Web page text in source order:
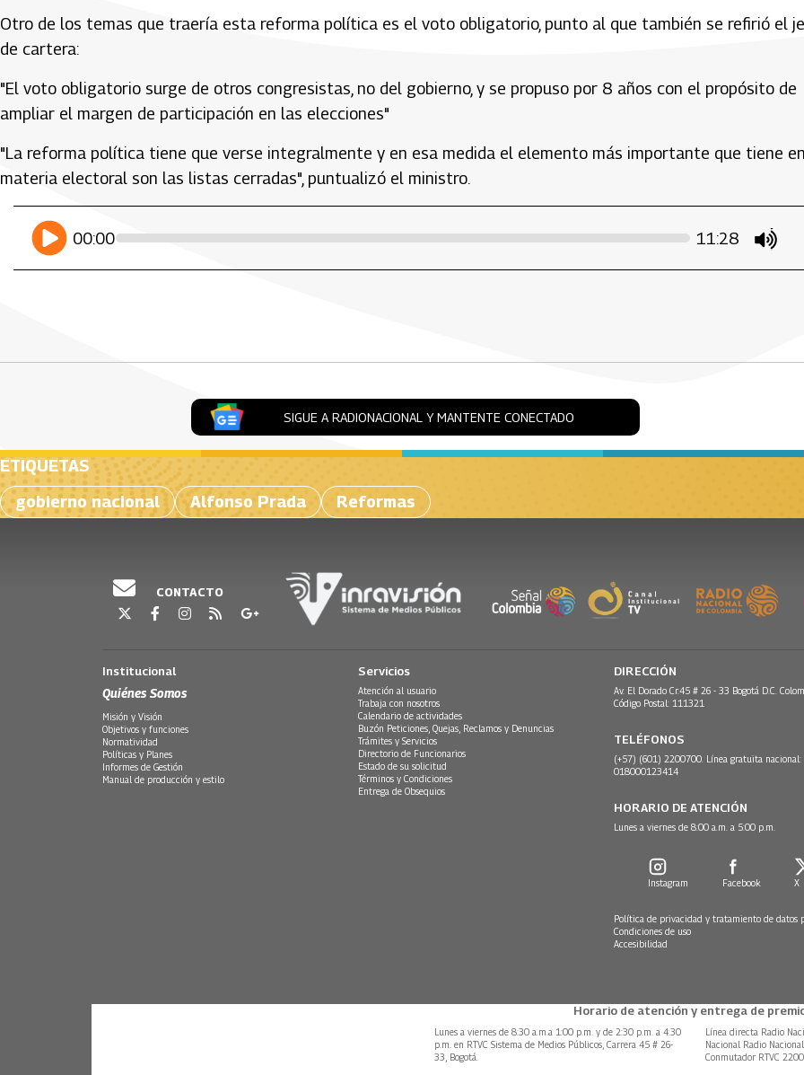
Otro de los temas que traería esta reforma política es el voto obligatorio, punto al que también se refirió el
de cartera:
"El voto obligatorio surge de otros congresistas, no del gobierno, y se propuso por 8 años con el propósito de
ampliar el margen de participación en las elecciones"
"La reforma política tiene que verse integralmente y en esa medida el elemento más importante que tiene en
materia electoral son las listas cerradas", puntualizó el ministro.
Artículos Player
Player Articulos
play
mute
00:00 11:28
SIGUE A RADIONACIONAL Y MANTENTE CONECTADO
ETIQUETAS
gobierno nacional
Alfonso Prada Reformas
CONTACTO
Institucional
Quiénes Somos
Misión y Visión
Objetivos y funciones
Normatividad
Políticas y Planes
Informes de Gestión
Manual de producción y estilo
Servicios
Atención al usuario
Trabaja con nosotros
Calendario de actividades
Buzón Peticiones, Quejas, Reclamos y Denuncias
Trámites y Servicios
Directorio de Funcionarios
Estado de su solicitud
Términos y Condiciones
Entrega de Obsequios
DIRECCIÓN
Av. El Dorado Cr.45 # 26 - 33 Bogotá D.C.
Código Postal: 111321
TELÉFONOS
(+57) (601) 2200700. Línea gratuita nacional:
018000123414
HORARIO DE ATENCIÓN
Lunes a viernes de 8:00 a.m. a 5:00 p.m.
Instagram Facebook X
Política de privacidad y tratamiento de datos
Condiciones de uso
Accesibilidad
Horario de atención y entrega de
Lunes a viernes de 8:30 a.m.a 1:00 p.m. y de 2:30 p.m. a 4:30
p.m. en RTVC Sistema de Medios Públicos, Carrera 45 # 26-
33, Bogotá.
Línea directa Radio
Nacional Radio
Conmutador RTVC